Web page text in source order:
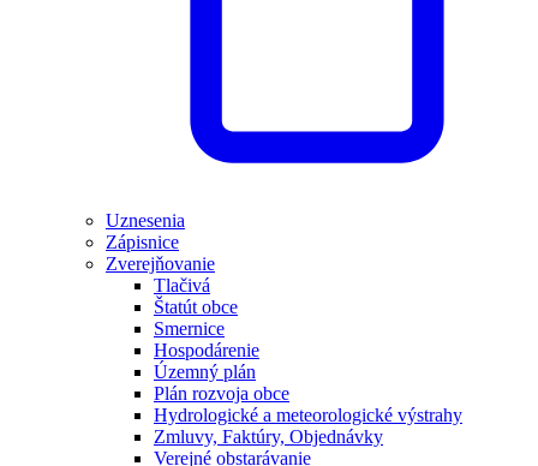
Uznesenia
Zápisnice
Zverejňovanie
Tlačivá
Štatút obce
Smernice
Hospodárenie
Územný plán
Plán rozvoja obce
Hydrologické a meteorologické výstrahy
Zmluvy, Faktúry, Objednávky
Verejné obstarávanie